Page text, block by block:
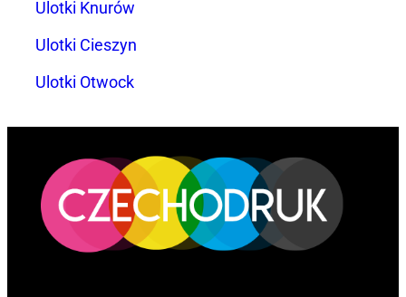
Ulotki Knurów
Ulotki Cieszyn
Ulotki Otwock